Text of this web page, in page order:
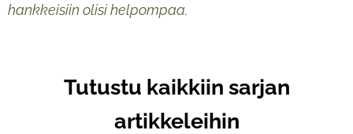
hankkeisiin olisi helpompaa.
Tutustu kaikkiin sarjan
artikkeleihin